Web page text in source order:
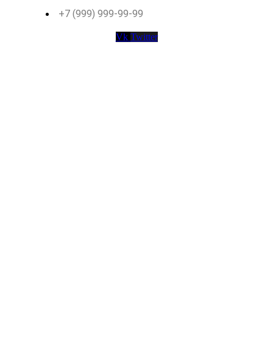
+7 (999) 999-99-99
Vk Twitter